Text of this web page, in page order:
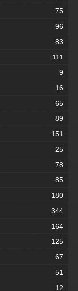
75
96
83
111
9
16
65
89
151
25
78
85
180
344
164
125
67
51
12